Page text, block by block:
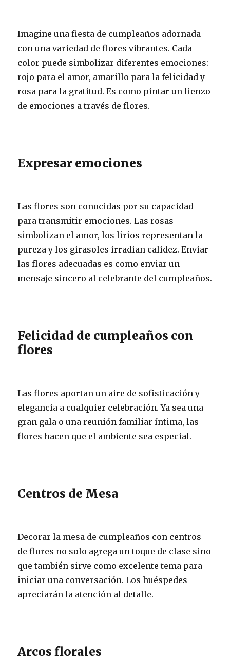
Imagine una fiesta de cumpleaños adornada
con una variedad de flores vibrantes. Cada
color puede simbolizar diferentes emociones:
rojo para el amor, amarillo para la felicidad y
rosa para la gratitud. Es como pintar un lienzo
de emociones a través de flores.
Expresar emociones
Las flores son conocidas por su capacidad
para transmitir emociones. Las rosas
simbolizan el amor, los lirios representan la
pureza y los girasoles irradian calidez. Enviar
las flores adecuadas es como enviar un
mensaje sincero al celebrante del cumpleaños.
Felicidad de cumpleaños con
flores
Las flores aportan un aire de sofisticación y
elegancia a cualquier celebración. Ya sea una
gran gala o una reunión familiar íntima, las
flores hacen que el ambiente sea especial.
Centros de Mesa
Decorar la mesa de cumpleaños con centros
de flores no solo agrega un toque de clase sino
que también sirve como excelente tema para
iniciar una conversación. Los huéspedes
apreciarán la atención al detalle.
Arcos florales